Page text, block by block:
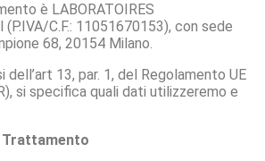
è LABORATOIRES
(P.IVA/C.F.: 11051670153), con sede
68, 20154 Milano.
dell’art 13, par. 1, del Regolamento UE
si specifica quali dati utilizzeremo e